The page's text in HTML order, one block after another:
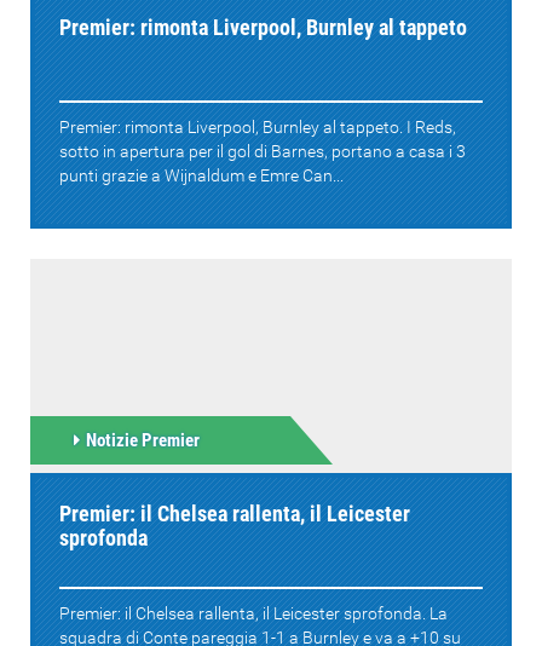
Premier: rimonta Liverpool, Burnley al tappeto
Premier: rimonta Liverpool, Burnley al tappeto. I Reds,
sotto in apertura per il gol di Barnes, portano a casa i 3
punti grazie a Wijnaldum e Emre Can...
Notizie Premier
Premier: il Chelsea rallenta, il Leicester
sprofonda
Premier: il Chelsea rallenta, il Leicester sprofonda. La
squadra di Conte pareggia 1-1 a Burnley e va a +10 su